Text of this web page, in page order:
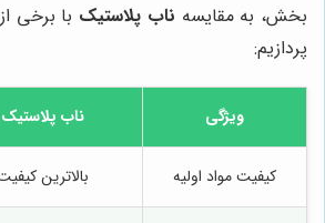
بخش، به مقایسه ناب پلاستیک با برخی
پردازیم:
ویژگی ناب پلاستیک
کیفیت مواد اولیه بالاترین